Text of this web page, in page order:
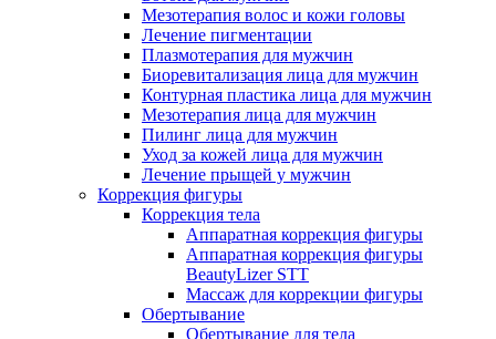
Мезотерапия волос и кожи головы
Лечение пигментации
Плазмотерапия для мужчин
Биоревитализация лица для мужчин
Контурная пластика лица для мужчин
Мезотерапия лица для мужчин
Пилинг лица для мужчин
Уход за кожей лица для мужчин
Лечение прыщей у мужчин
Коррекция фигуры
Коррекция тела
Аппаратная коррекция фигуры
Аппаратная коррекция фигуры
BeautyLizer STT
Массаж для коррекции фигуры
Обертывание
Обертывание для тела